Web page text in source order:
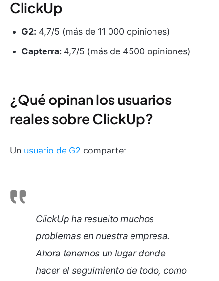
ClickUp
G2: 4,7/5 (más de 11 000 opiniones)
Capterra: 4,7/5 (más de 4500 opiniones)
¿Qué opinan los usuarios
reales sobre ClickUp?
Un usuario de G2 comparte:
ClickUp ha resuelto muchos
problemas en nuestra empresa.
Ahora tenemos un lugar donde
hacer el seguimiento de todo, como